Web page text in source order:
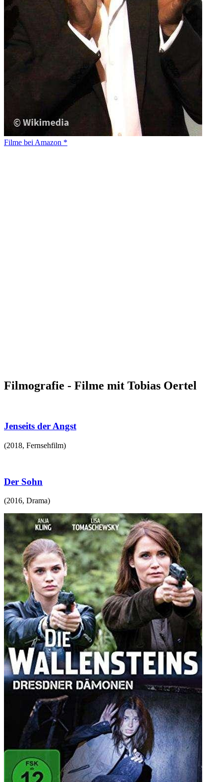
Filme bei Amazon *
Filmografie - Filme mit Tobias Oertel
Jenseits der Angst
(2018, Fernsehfilm)
Der Sohn
(2016, Drama)